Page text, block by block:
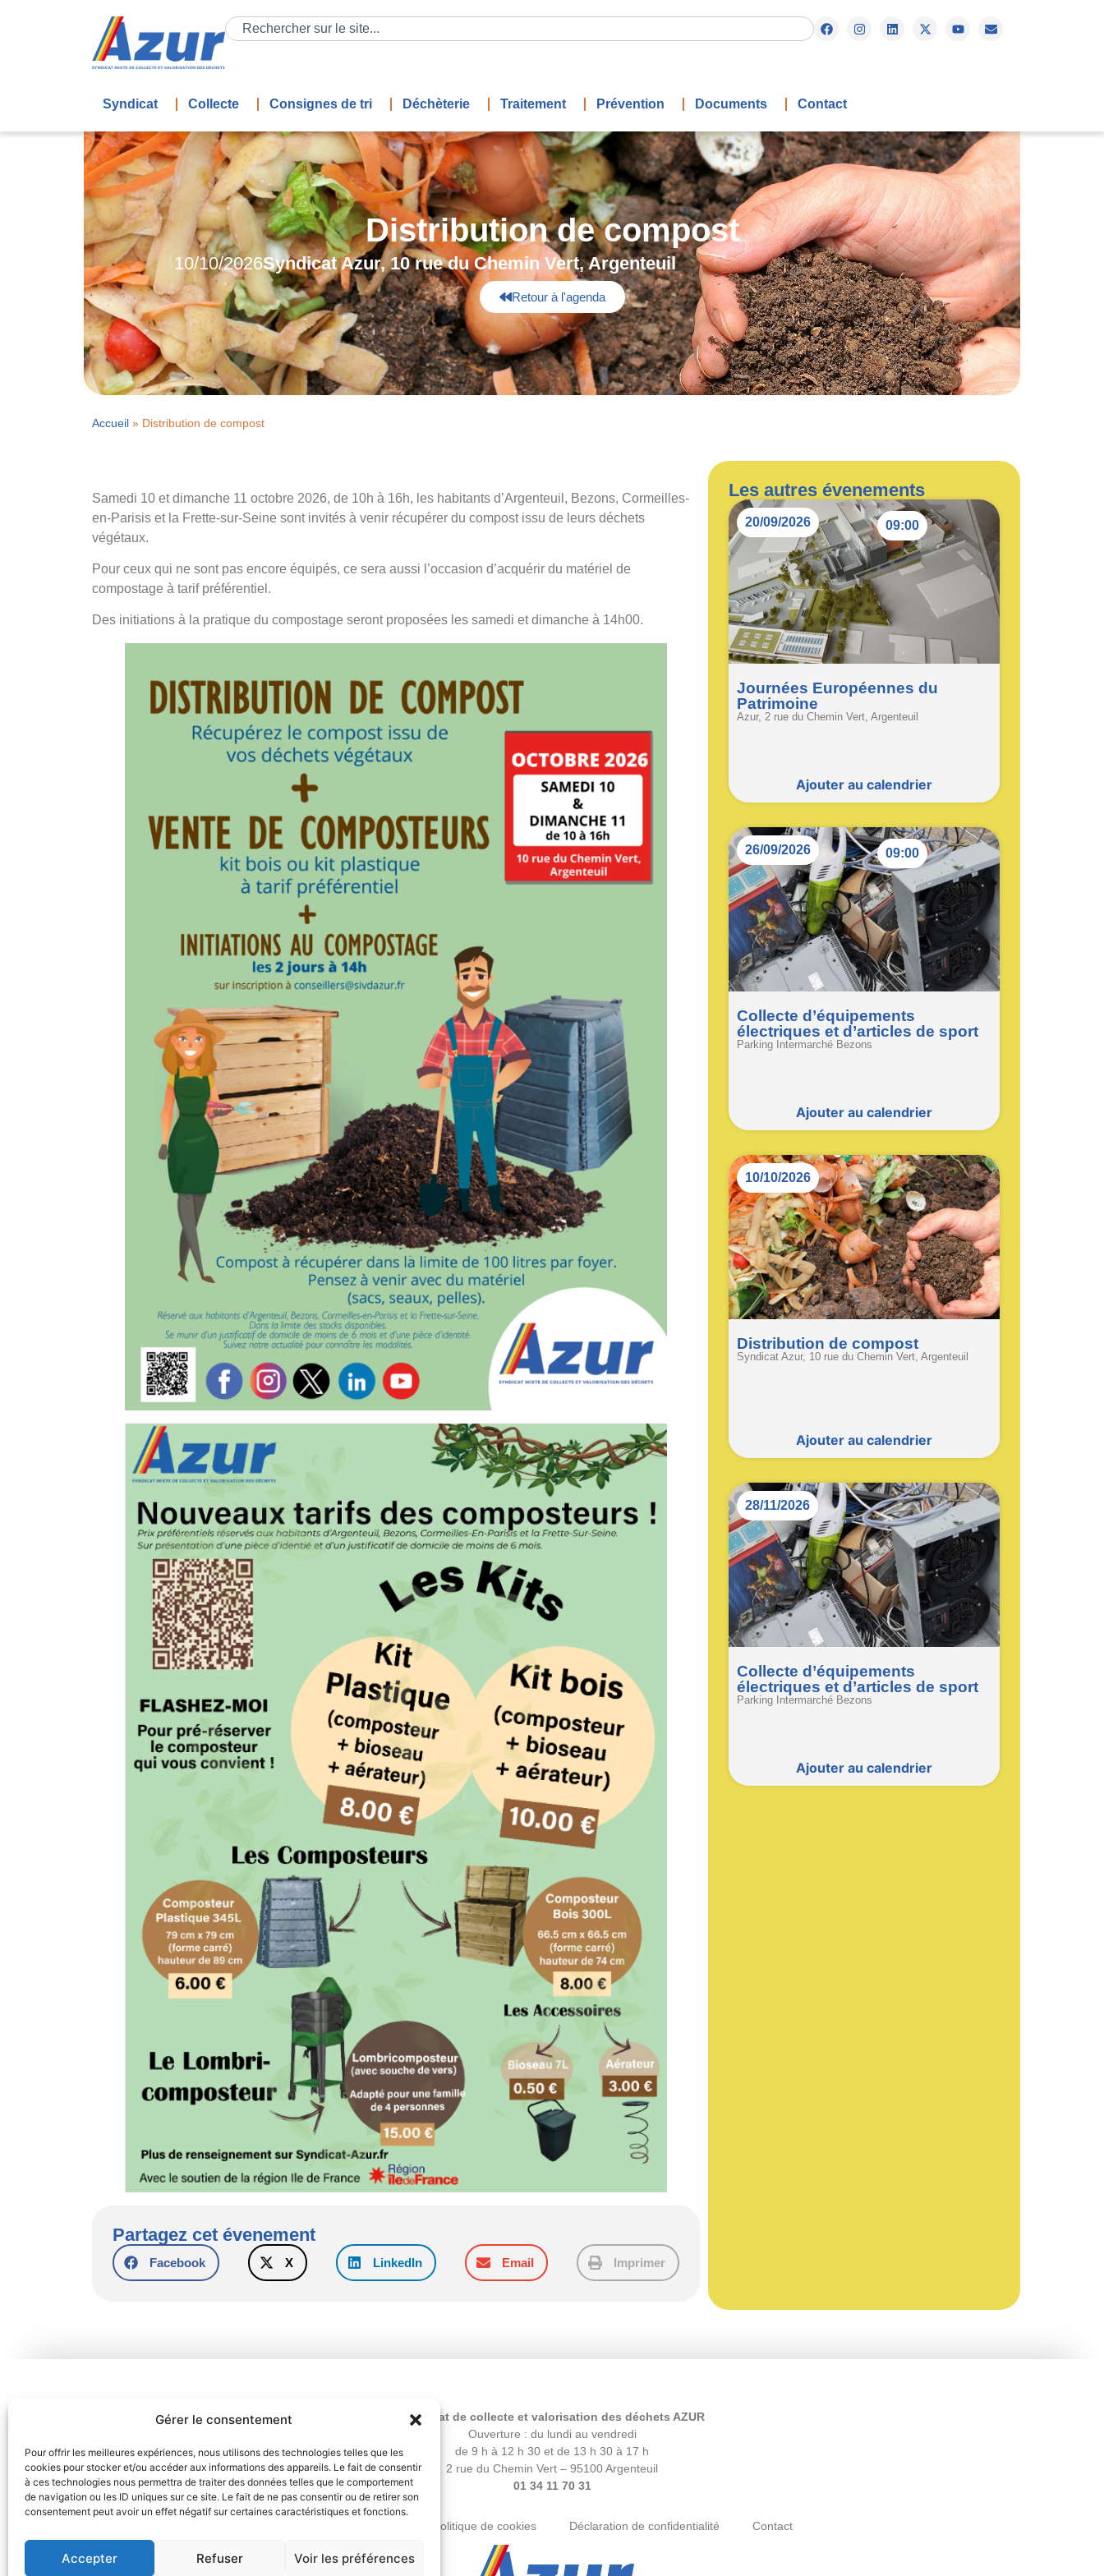
Gérer le consentement
Pour offrir les meilleures expériences, nous utilisons des technologies telles que les
cookies pour stocker et/ou accéder aux informations des appareils. Le fait de consentir
à ces technologies nous permettra de traiter des données telles que le comportement
de navigation ou les ID uniques sur ce site. Le fait de ne pas consentir ou de retirer son
consentement peut avoir un effet négatif sur certaines caractéristiques et fonctions.
Accepter Refuser Voir les préférences
Syndicat Collecte Consignes de tri Déchèterie Traitement Prévention Documents Contact
Distribution de compost
10/10/2026Syndicat Azur, 10 rue du Chemin Vert, Argenteuil
Retour à l'agenda
Accueil » Distribution de compost
Samedi 10 et dimanche 11 octobre 2026, de 10h à 16h, les habitants d’Argenteuil, Bezons, Cormeilles-
en-Parisis et la Frette-sur-Seine sont invités à venir récupérer du compost issu de leurs déchets
végétaux.
Pour ceux qui ne sont pas encore équipés, ce sera aussi l’occasion d’acquérir du matériel de
compostage à tarif préférentiel.
Des initiations à la pratique du compostage seront proposées les samedi et dimanche à 14h00.
Partagez cet évenement
Facebook X LinkedIn Email Imprimer
Les autres évenements
20/09/2026 09:00
Journées Européennes du
Patrimoine
Azur, 2 rue du Chemin Vert, Argenteuil
Ajouter au calendrier
26/09/2026 09:00
Collecte d’équipements
électriques et d’articles de sport
Parking Intermarché Bezons
Ajouter au calendrier
10/10/2026
Distribution de compost
Syndicat Azur, 10 rue du Chemin Vert, Argenteuil
Ajouter au calendrier
28/11/2026
Collecte d’équipements
électriques et d’articles de sport
Parking Intermarché Bezons
Ajouter au calendrier
Syndicat de collecte et valorisation des déchets AZUR
Ouverture : du lundi au vendredi
de 9 h à 12 h 30 et de 13 h 30 à 17 h
2 rue du Chemin Vert – 95100 Argenteuil
01 34 11 70 31
Politique de cookies Déclaration de confidentialité Contact